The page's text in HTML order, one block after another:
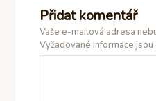
Přidat komentář
Vaše e-mailová adresa
Vyžadované informace